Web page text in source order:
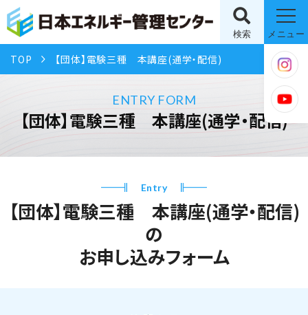
検索 メニュー
TOP 【団体】電験三種 本講座(通学・配信)
ENTRY FORM
【団体】電験三種 本講座(通学・配信)
Entry
【団体】電験三種 本講座(通学・配信)
の
お申し込みフォーム